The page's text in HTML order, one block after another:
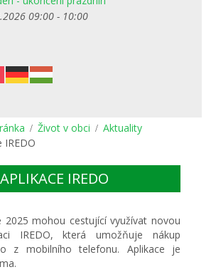
09:00 - 10:00
Život v obci
Aktuality
IREDO
IREDO
2025 mohou cestující využívat novou
IREDO, která umožňuje nákup
z mobilního telefonu. Aplikace je